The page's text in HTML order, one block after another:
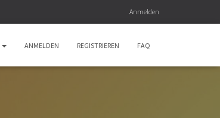
Anmelden
ANMELDEN REGISTRIEREN FAQ